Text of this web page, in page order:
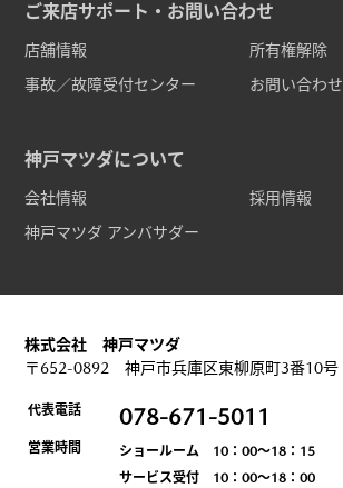
ご来店サポート・お問い合わせ
店舗情報
所有権解除
事故／故障受付センター
お問い合わせ
神戸マツダについて
会社情報
採用情報
神戸マツダ アンバサダー
株式会社 神戸マツダ
〒652-0892 神戸市兵庫区東柳原町3番10号
代表電話 078-671-5011
営業時間
ショールーム 10：00～18：15
サービス受付 10：00～18：00